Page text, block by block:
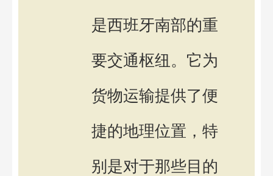
是西班牙南部的重
要交通枢纽。它为
货物运输提供了便
捷的地理位置，特
别是对于那些目的